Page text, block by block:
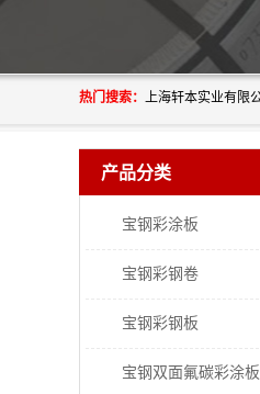
热门搜索：
产品分类
宝钢彩涂板
宝钢彩钢卷
宝钢彩钢板
宝钢双面氟碳彩涂板